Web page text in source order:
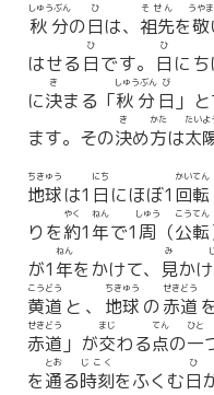
秋分
しゅうぶん
の日
ひ
は、 祖先
そせん
を敬
うやま
はせる日
ひ
です。 日
ひ
に
に決
き
まる「秋分
しゅうぶん
日
び
」
ます。その決
き
め方
かた
は太
たいよ
地球
ちきゅう
は1 日
にち
にほぼ1 回転
かいてん
りを約
やく
1 年
ねん
で1周
しゅう
（公転
こうてん
が1 年
ねん
をかけて、 見
み
かけ
黄道
こうどう
と、 地球
ちきゅう
の赤道
せきどう
赤道
せきどう
」が交
まじ
わる点
てん
の一
ひと
を通
とお
る時刻
じこく
をふくむ日
ひ